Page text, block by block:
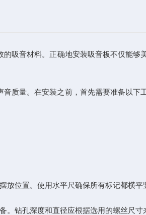
的吸音材料。正确地安装吸音板不仅能够
量。在安装之前，首先需要准备以下
位置。使用水平尺确保所有标记都横平
钻孔深度和直径应根据选用的螺丝尺寸